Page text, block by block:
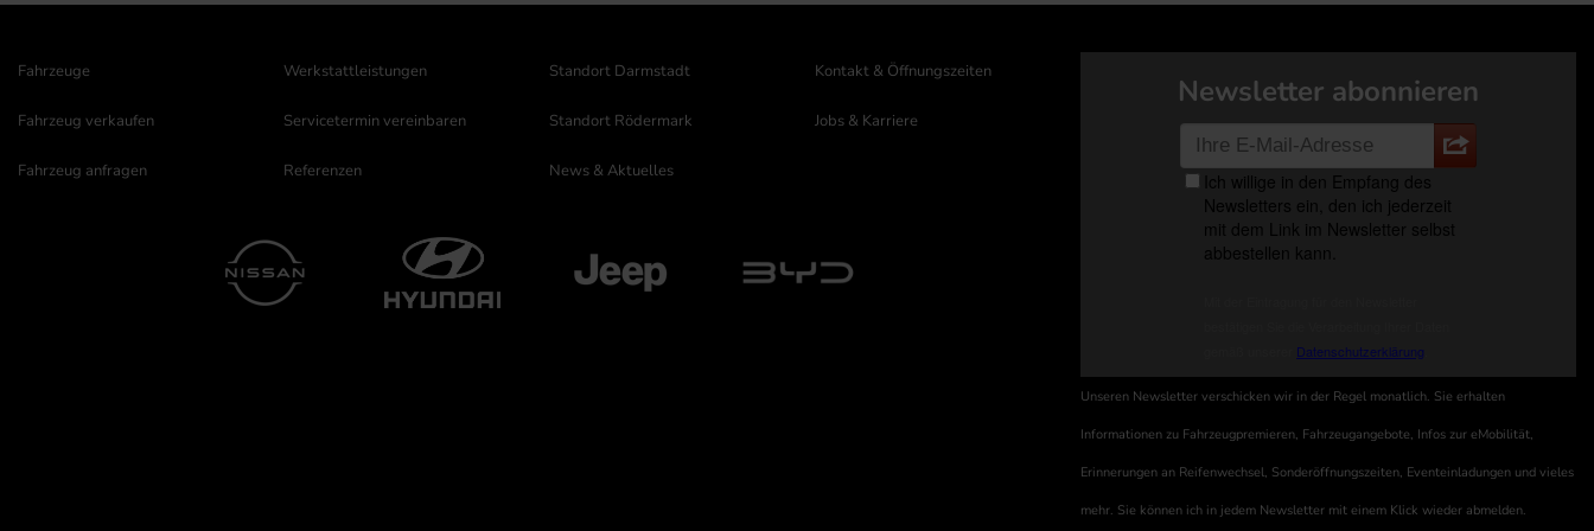
Fahrzeuge
Fahrzeug verkaufen
Fahrzeug anfragen
Werkstattleistungen
Servicetermin vereinbaren
Referenzen
Standort Darmstadt
Standort Rödermark
News & Aktuelles
Kontakt & Öffnungszeiten
Jobs & Karriere
Newsletter abonnieren
Unseren Newsletter verschicken wir in der Regel monatlich. Sie erhalten
Informationen zu Fahrzeugpremieren, Fahrzeugangebote, Infos zur eMobilität,
Erinnerungen an Reifenwechsel, Sonderöffnungszeiten, Eventeinladungen und vieles
mehr. Sie können ich in jedem Newsletter mit einem Klick wieder abmelden.